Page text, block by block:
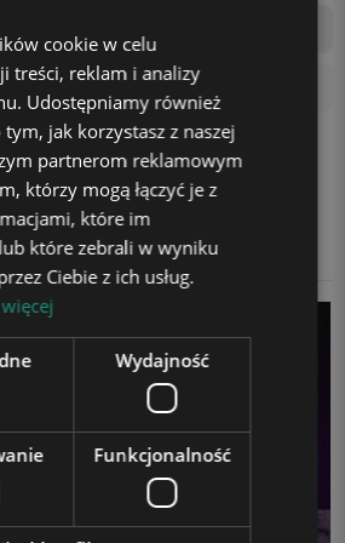
4 cm
kategorii
cookie w celu
treści, reklam i analizy
Udostępniamy również
jak korzystasz z naszej
partnerom reklamowym
którzy mogą łączyć je z
które im
lub które zebrali w wyniku
Ciebie z ich usług.
Wydajność
Funkcjonalność